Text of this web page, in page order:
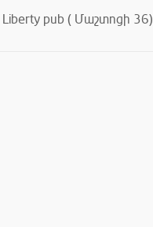
Liberty pub ( Մաշտոցի 36)